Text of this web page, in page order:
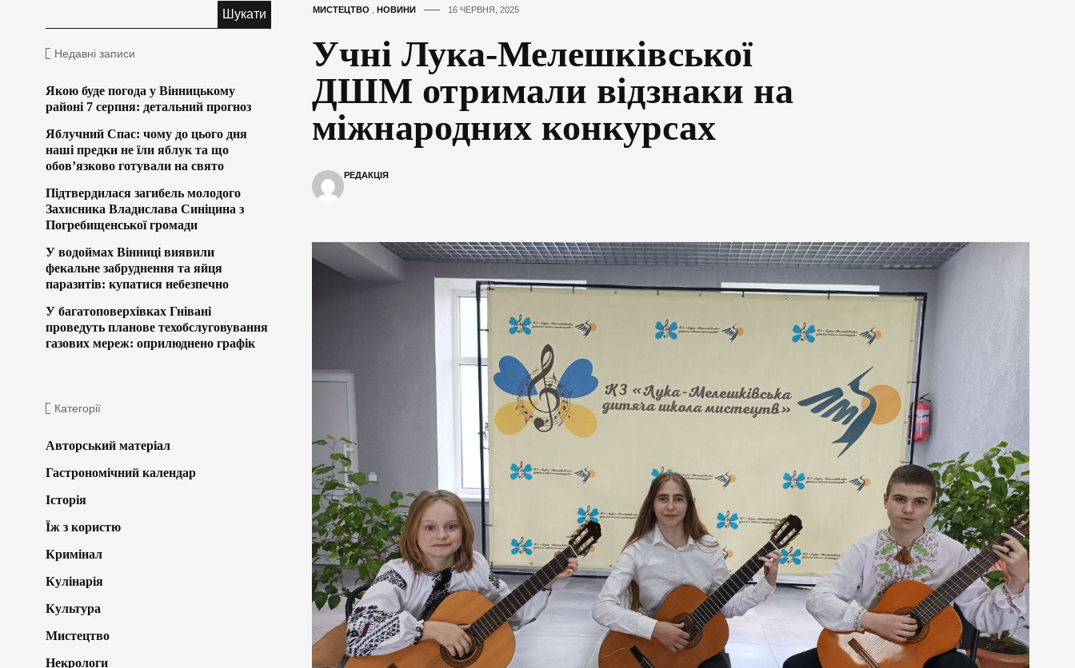
МИСТЕЦТВО НОВИНИ 16 ЧЕРВНЯ, 2025
Учні Лука-Мелешківської
ДШМ отримали відзнаки на
міжнародних конкурсах
РЕДАКЦІЯ
Недавні записи
Якою буде погода у Вінницькому
районі 7 серпня: детальний прогноз
Яблучний Спас: чому до цього дня
наші предки не їли яблук та що
обов’язково готували на свято
Підтвердилася загибель молодого
Захисника Владислава Синіцина з
Погребищенської громади
У водоймах Вінниці виявили
фекальне забруднення та яйця
паразитів: купатися небезпечно
У багатоповерхівках Гнівані
проведуть планове техобслуговування
газових мереж: оприлюднено графік
Категорії
Авторський матеріал
Гастрономічний календар
Історія
Їж з користю
Кримінал
Кулінарія
Культура
Мистецтво
Некрологи